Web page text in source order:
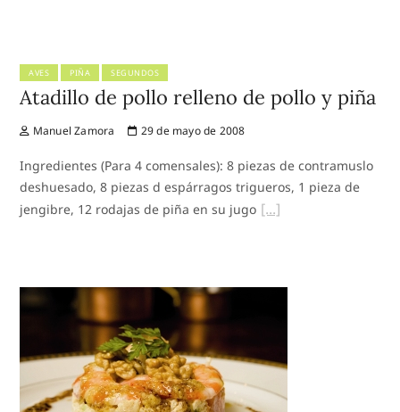
AVES PIÑA SEGUNDOS
Atadillo de pollo relleno de pollo y piña
Manuel Zamora 29 de mayo de 2008
Ingredientes (Para 4 comensales): 8 piezas de contramuslo
deshuesado, 8 piezas d espárragos trigueros, 1 pieza de
jengibre, 12 rodajas de piña en su jugo